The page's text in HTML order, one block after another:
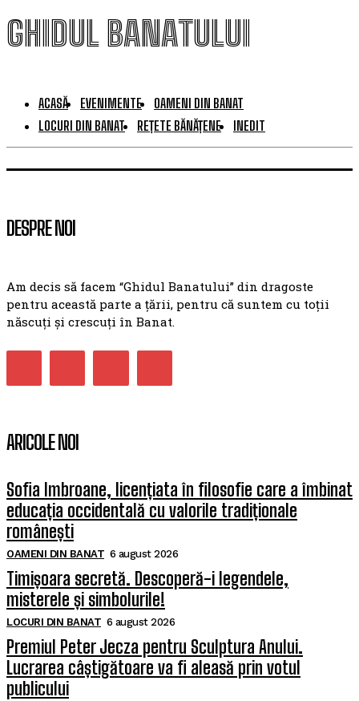
GHIDUL BANATULUI
ACASĂ EVENIMENTE
OAMENI DIN BANAT
LOCURI DIN BANAT
REȚETE BĂNĂȚENE INEDIT
DESPRE NOI
Am decis să facem “Ghidul Banatului” din dragoste
pentru această parte a țării, pentru că suntem cu toții
născuți și crescuți în Banat.
ARICOLE NOI
Sofia Imbroane, licențiata în filosofie care a îmbinat
educația occidentală cu valorile tradiționale
românești
OAMENI DIN BANAT 6 august 2026
Timișoara secretă. Descoperă-i legendele,
misterele și simbolurile!
LOCURI DIN BANAT 6 august 2026
Premiul Peter Jecza pentru Sculptura Anului.
Lucrarea câștigătoare va fi aleasă prin votul
publicului